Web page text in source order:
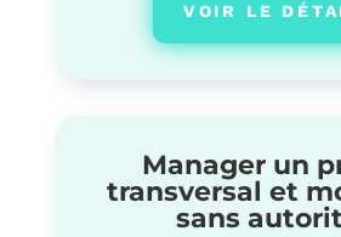
VOIR LE
Manager un
transversal et
sans